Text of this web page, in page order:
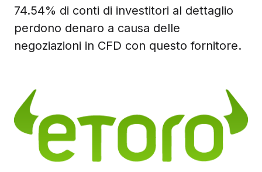
74.54% di conti di investitori al dettaglio
perdono denaro a causa delle
negoziazioni in CFD con questo fornitore.